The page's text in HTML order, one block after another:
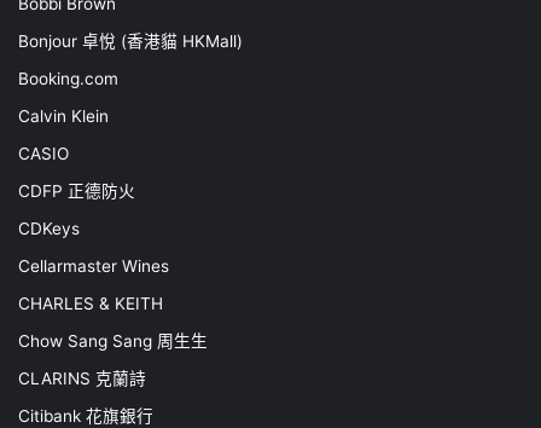
Bobbi Brown
Bonjour 卓悅 (香港貓 HKMall)
Booking.com
Calvin Klein
CASIO
CDFP 正德防火
CDKeys
Cellarmaster Wines
CHARLES & KEITH
Chow Sang Sang 周生生
CLARINS 克蘭詩
Citibank 花旗銀行